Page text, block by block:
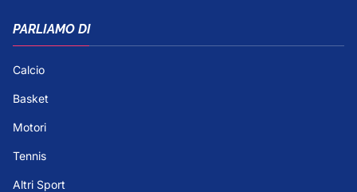
PARLIAMO DI
Calcio
Basket
Motori
Tennis
Altri Sport